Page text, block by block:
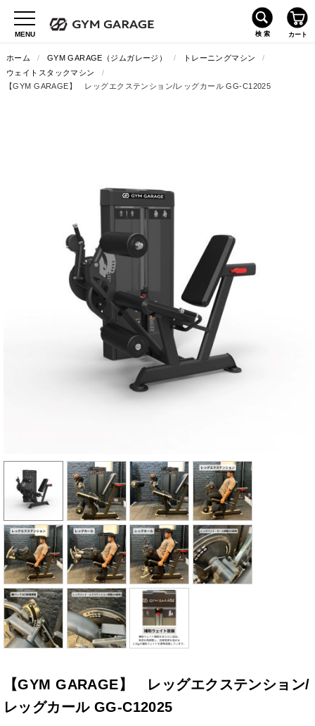
ホーム / GYM GARAGE（ジムガレージ） / トレーニングマシン
/
ウェイトスタックマシン
/
【GYM GARAGE】 レッグエクステンション/レッグカール GG-C12025
【GYM GARAGE】 レッグエクステンション/
レッグカール GG-C12025